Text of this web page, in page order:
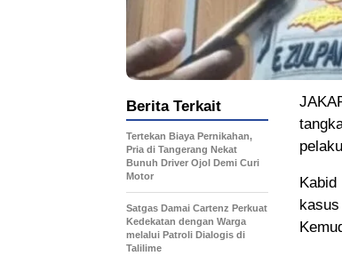
Kabid
Berita Terkait
Tertekan Biaya Pernikahan,
Pria di Tangerang Nekat
Bunuh Driver Ojol Demi Curi
Motor
Satgas Damai Cartenz Perkuat
Kedekatan dengan Warga
melalui Patroli Dialogis di
Talilime